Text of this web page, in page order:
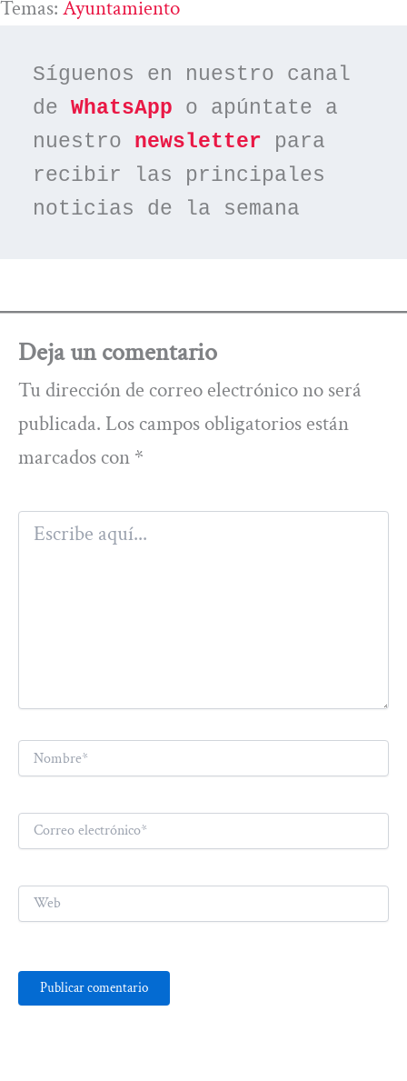
Temas: Ayuntamiento
Síguenos en nuestro canal
de WhatsApp o apúntate a
nuestro newsletter para
recibir las principales
noticias de la semana
Deja un comentario
Tu dirección de correo electrónico no será
publicada. Los campos obligatorios están
marcados con *
Escribe
aquí...
Nombre*
Correo
electrónico*
Web